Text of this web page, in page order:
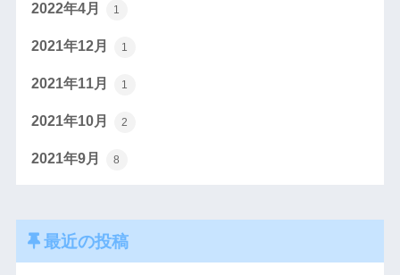
2022年4月 1
2021年12月 1
2021年11月 1
2021年10月 2
2021年9月 8
最近の投稿